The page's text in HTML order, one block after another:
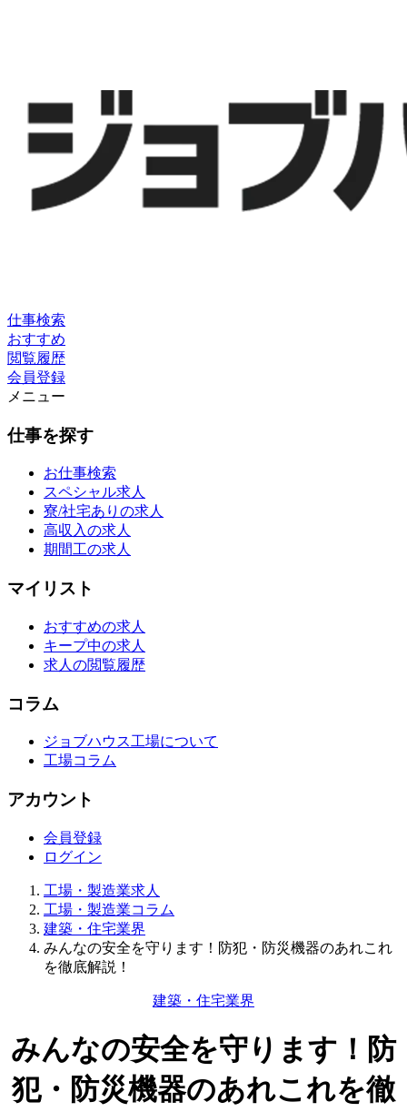
仕事検索
おすすめ
閲覧履歴
会員登録
メニュー
仕事を探す
お仕事検索
スペシャル求人
寮/社宅ありの求人
高収入の求人
期間工の求人
マイリスト
おすすめの求人
キープ中の求人
求人の閲覧履歴
コラム
ジョブハウス工場について
工場コラム
アカウント
会員登録
ログイン
工場・製造業求人
工場・製造業コラム
建築・住宅業界
みんなの安全を守ります！防犯・防災機器のあれこれ
を徹底解説！
建築・住宅業界
みんなの安全を守ります！防
犯・防災機器のあれこれを徹